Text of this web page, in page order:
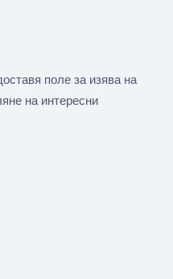
поле за изява на
на интересни